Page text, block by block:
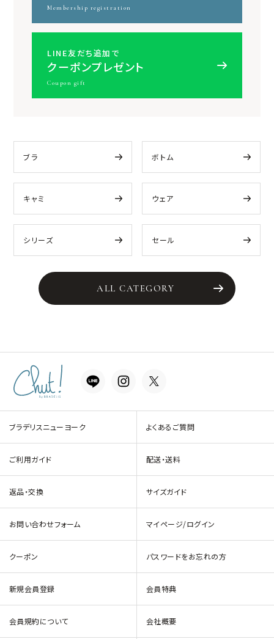
Membership registration
LINE友だち追加で
クーポンプレゼント
Coupon gift
ブラ ボトム
キャミ ウェア
シリーズ セール
ALL CATEGORY
ブラデリスニューヨーク よくあるご質問
ご利用ガイド 配送・送料
返品・交換 サイズガイド
お問い合わせフォーム マイページ/ログイン
クーポン パスワードをお忘れの方
新規会員登録 会員特典
会員規約について 会社概要